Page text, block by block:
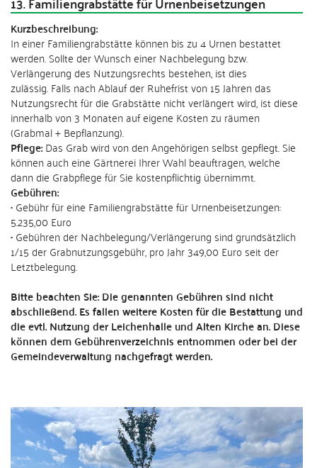
Kurzbeschreibung:
In einer Familiengrabstätte können bis zu 4 Urnen bestattet
werden. Sollte der Wunsch einer Nachbelegung bzw.
Verlängerung des Nutzungsrechts bestehen, ist dies
zulässig. Falls nach Ablauf der Ruhefrist von 15 Jahren das
Nutzungsrecht für die Grabstätte nicht verlängert wird, ist diese
innerhalb von 3 Monaten auf eigene Kosten zu räumen
(Grabmal + Bepflanzung).
Pflege:Das Grab wird von den Angehörigen selbst gepflegt. Sie
können auch eine Gärtnerei Ihrer Wahl beauftragen, welche
dann die Grabpflege für Sie kostenpflichtig übernimmt.
Gebühren:
• Gebühr für eine Familiengrabstätte für Urnenbeisetzungen:
5.235,00 Euro
• Gebühren der Nachbelegung/Verlängerung sind grundsätzlich
1/15 der Grabnutzungsgebühr, pro Jahr 349,00 Euro seit der
Letztbelegung.
Bitte beachten Sie: Die genannten Gebühren sind nicht
abschließend. Es fallen weitere Kosten für die Bestattung und
die evtl. Nutzung der Leichenhalle und Alten Kirche an. Diese
können dem Gebührenverzeichnis entnommen oder bei der
Gemeindeverwaltung nachgefragt werden.